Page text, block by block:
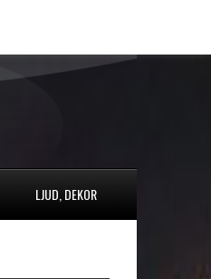
LJUD, DEKOR